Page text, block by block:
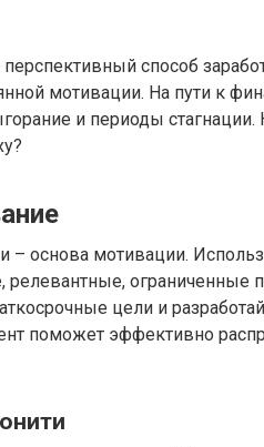
способ
мотивации. На пути к
и периоды стагнации.
основа мотивации.
ограниченные
цели и
поможет эффективно